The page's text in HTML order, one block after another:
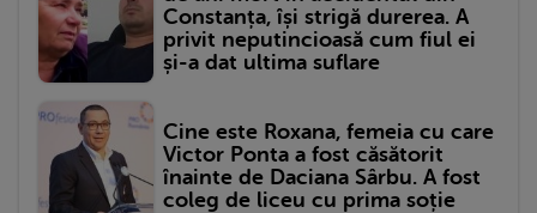
Constanța, își strigă durerea. A
privit neputincioasă cum fiul ei
și-a dat ultima suflare
Cine este Roxana, femeia cu care
Victor Ponta a fost căsătorit
înainte de Daciana Sârbu. A fost
coleg de liceu cu prima soție